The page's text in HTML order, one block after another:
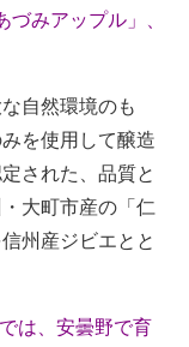
みアップル」、
自然環境のも
を使用して醸造
された、品質と
大町市産の「仁
州産ジビエとと
は、安曇野で育